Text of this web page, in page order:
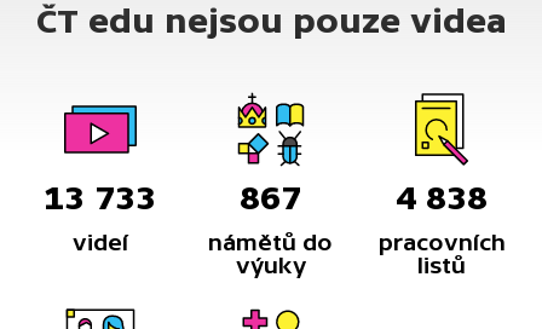
jejich rodičů je jim k smíchu.
ČT edu nejsou pouze videa
13 733
videí
867
námětů do
výuky
4 838
pracovních
listů